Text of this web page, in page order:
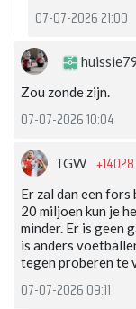
07-07-2026 21:00
Zou zonde zijn.
07-07-2026 10:04
TGW +14028
Er zal dan een
20 miljoen kun je
minder. Er is geen
is anders
tegen proberen te
07-07-2026 09:11